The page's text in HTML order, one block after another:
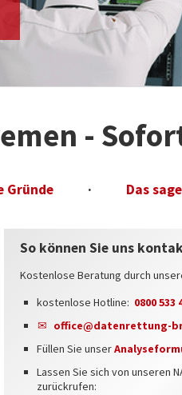
-
Gründe · Das
So können Sie uns
Kostenlose Beratung durch
kostenlose Hotline: 0800 533
office@datenrettung-
Füllen Sie unser
Lassen Sie sich von unseren
zurückrufen: